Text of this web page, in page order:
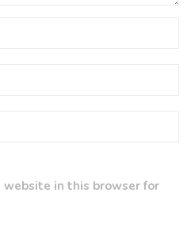
website in this browser for